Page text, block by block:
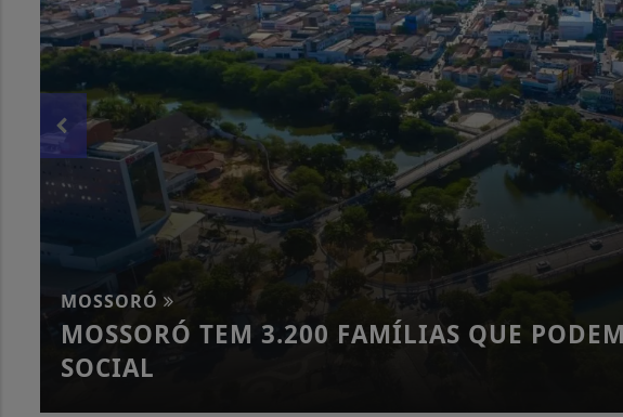
MOSSORÓ
MOSSORÓ TEM 3.200 FAMÍLIAS QUE
SOCIAL